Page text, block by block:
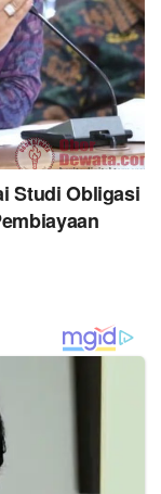
Studi Obligasi